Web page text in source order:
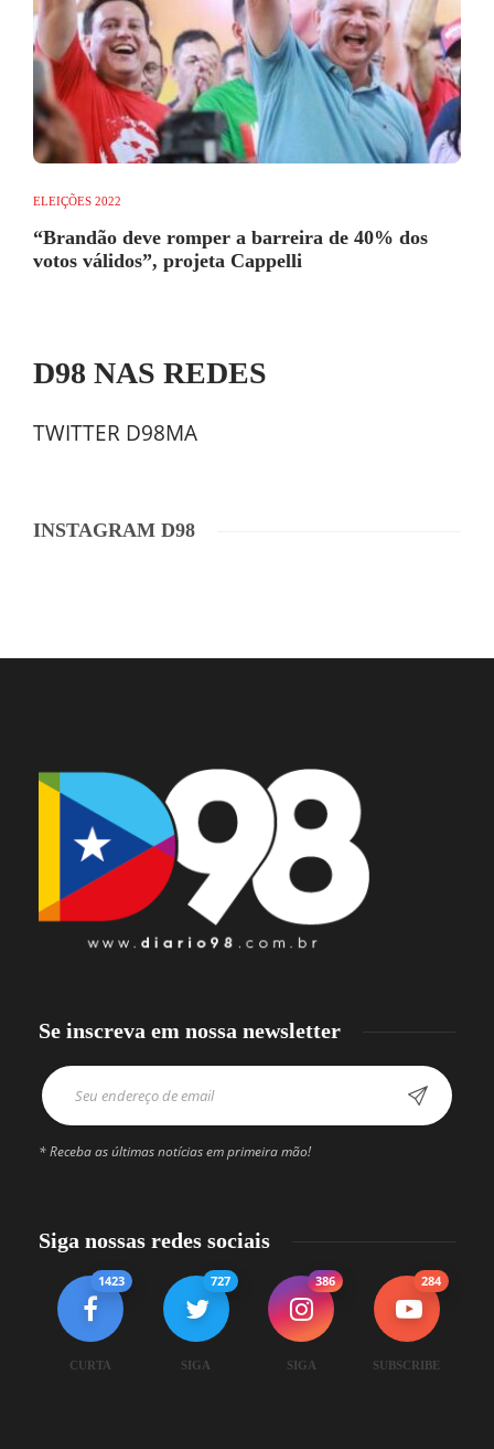
ELEIÇÕES 2022
“Brandão deve romper a barreira de 40% dos
votos válidos”, projeta Cappelli
D98 NAS REDES
TWITTER D98MA
INSTAGRAM D98
Se inscreva em nossa newsletter
* Receba as últimas notícias em primeira mão!
Siga nossas redes sociais
1423
CURTA
727
SIGA
386
SIGA
284
SUBSCRIBE